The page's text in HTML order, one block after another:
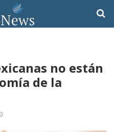
no están
de la
0